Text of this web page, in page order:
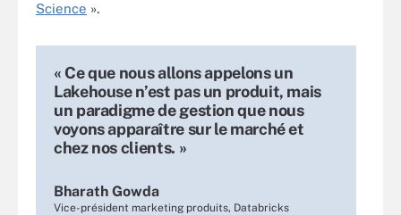
Science ».
« Ce que nous allons appelons un
Lakehouse n’est pas un produit, mais
un paradigme de gestion que nous
voyons apparaître sur le marché et
chez nos clients. »
Bharath Gowda
Vice-président marketing produits, Databricks